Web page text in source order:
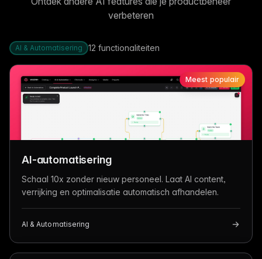
verbeteren
AI & Automatisering 12 functionaliteiten
Meest populair
AI-automatisering
Schaal 10x zonder nieuw personeel. Laat AI content,
verrijking en optimalisatie automatisch afhandelen.
AI & Automatisering